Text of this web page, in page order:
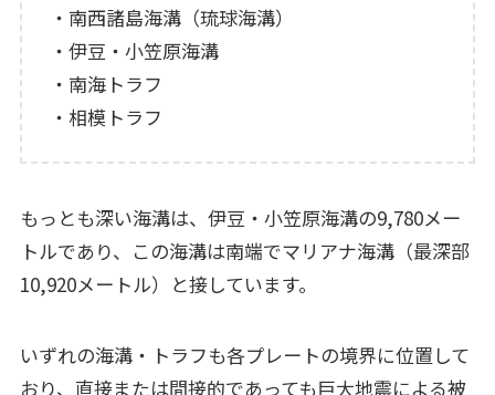
・南西諸島海溝（琉球海溝）
・伊豆・小笠原海溝
・南海トラフ
・相模トラフ
もっとも深い海溝は、伊豆・小笠原海溝の9,780メー
トルであり、この海溝は南端でマリアナ海溝（最深部
10,920メートル）と接しています。
いずれの海溝・トラフも各プレートの境界に位置して
おり、直接または間接的であっても巨大地震による被